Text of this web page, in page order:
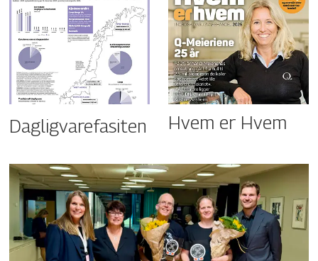
Dagligvarefasiten Hvem er Hvem